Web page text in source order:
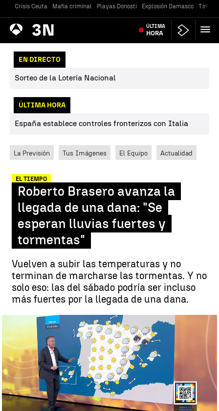
Crisis Ceuta Mafia criminal Playas Donosti Explosión Damasco Tiroteo
Antena
3 Noticias ÚLTIMA
HORA
EN DIRECTO
Sorteo de la Lotería Nacional
ÚLTIMA HORA
España establece controles fronterizos con Italia
La Previsión Tus Imágenes El Equipo Actualidad
EL TIEMPO
Roberto Brasero avanza la
llegada de una dana: "Se
esperan lluvias fuertes y
tormentas"
Vuelven a subir las temperaturas y no
terminan de marcharse las tormentas. Y no
solo eso: las del sábado podría ser incluso
más fuertes por la llegada de una dana.
Roberto Brasero avanza la llegada de una dana: "Se esperan lluvias
fuertes y tormentas"
Roberto Brasero
Actualizado:09 de julio de 2025, 21:58